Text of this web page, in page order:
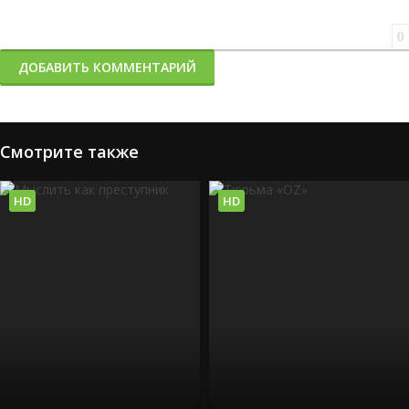
0
ДОБАВИТЬ КОММЕНТАРИЙ
Смотрите также
HD HD